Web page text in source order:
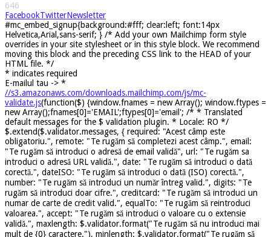
646
FacebookTwitterNewsletter
#mc_embed_signup{background:#fff; clear:left; font:14px
Helvetica,Arial,sans-serif; } /* Add your own Mailchimp form style
overrides in your site stylesheet or in this style block. We recommend
moving this block and the preceding CSS link to the HEAD of your
HTML file. */
* indicates required
E-mailul tau -> *
//s3.amazonaws.com/downloads.mailchimp.com/js/mc-
validate.js(function($) {window.fnames = new Array(); window.ftypes =
new Array();fnames[0]='EMAIL';ftypes[0]='email'; /* * Translated
default messages for the $ validation plugin. * Locale: RO */
$.extend($.validator.messages, { required: "Acest câmp este
obligatoriu.", remote: "Te rugăm să completezi acest câmp.", email:
"Te rugăm să introduci o adresă de email validă", url: "Te rugăm sa
introduci o adresă URL validă.", date: "Te rugăm să introduci o dată
corectă.", dateISO: "Te rugăm să introduci o dată (ISO) corectă.",
number: "Te rugăm să introduci un număr întreg valid.", digits: "Te
rugăm să introduci doar cifre.", creditcard: "Te rugăm să introduci un
numar de carte de credit valid.", equalTo: "Te rugăm să reintroduci
valoarea.", accept: "Te rugăm să introduci o valoare cu o extensie
validă.", maxlength: $.validator.format("Te rugăm să nu introduci mai
mult de {0} caractere."), minlength: $.validator.format("Te rugăm să